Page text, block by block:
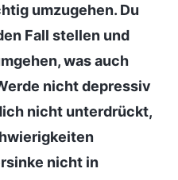
umzugehen. Du
Fall stellen und
was auch
nicht depressiv
nicht unterdrückt,
nicht in